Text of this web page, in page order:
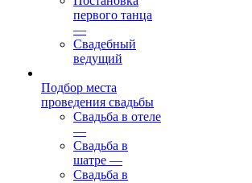
первого танца
—
Свадебный
ведущий
Подбор места
проведения свадьбы
Свадьба в отеле
—
Свадьба в
шатре —
Свадьба в